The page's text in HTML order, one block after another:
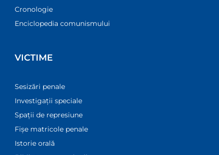
Cronologie
Enciclopedia comunismului
VICTIME
Sesizări penale
Investigații speciale
Spații de represiune
Fișe matricole penale
Istorie orală